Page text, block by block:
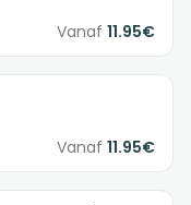
Vanaf 11.95€
Vanaf 11.95€